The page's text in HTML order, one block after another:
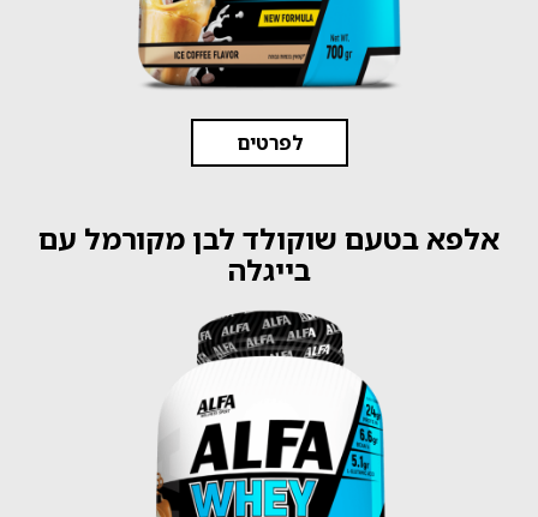
לפרטים
אלפא בטעם שוקולד לבן מקורמל עם
בייגלה